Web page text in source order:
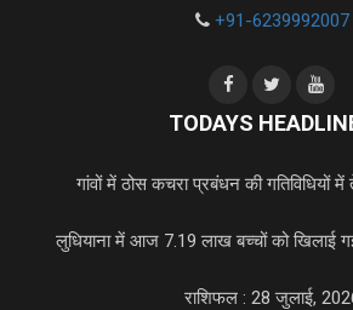
+91-6239992007
TODAYS
गांवों में ठोस कचरा प्रबंधन की गतिविधियों
लुधियाना में आज 7.19 लाख बच्चों को खिलाई
राशिफल : 28 जुलाई,